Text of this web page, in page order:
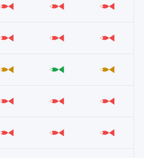
Слабо Слабо Слабо
Слабо Слабо Слабо
Средне Отлично Средне
Слабо Слабо Слабо
Слабо Слабо Слабо